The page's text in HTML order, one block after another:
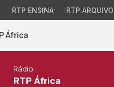
RTP ENSINA RTP
África
Rádio
RTP África